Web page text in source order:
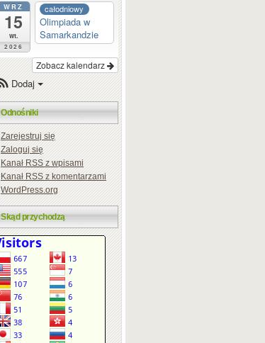
WRZ
15
wt.
2026
całodniowy
Olimpiada w
Samarkandzie
Zobacz kalendarz
Dodaj
Odnośniki
Zarejestruj się
Zaloguj się
KanałRSSz wpisami
KanałRSSz komentarzami
WordPress.org
Skąd przychodzą